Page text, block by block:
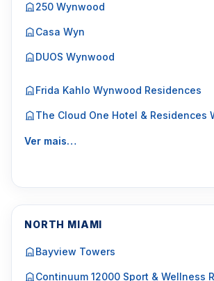
250 Wynwood
Casa Wyn
DUOS Wynwood
Frida Kahlo Wynwood Residences
The Cloud One Hotel & Residences
Ver mais…
NORTH MIAMI
Bayview Towers
Continuum 12000 Sport & Wellness